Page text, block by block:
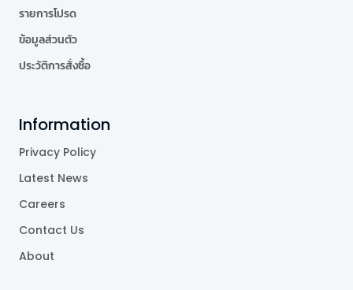
รายการโปรด
ข้อมูลส่วนตัว
ประวัติการสั่งซื้อ
Information
Privacy Policy
Latest News
Careers
Contact Us
About